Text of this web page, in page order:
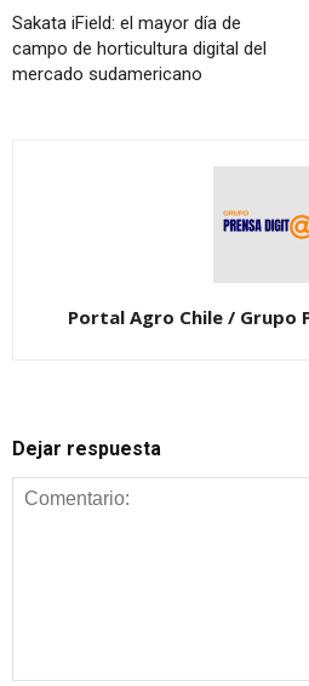
Sakata iField: el mayor día de
campo de horticultura digital del
mercado sudamericano
Portal Agro Chile / Grupo
Dejar respuesta